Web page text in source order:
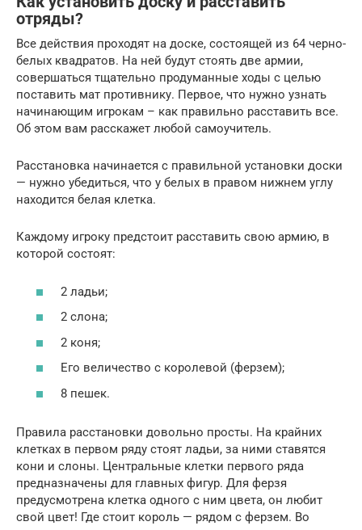
отряды?
Все действия проходят на доске, состоящей из 64 черно-
белых квадратов. На ней будут стоять две армии,
совершаться тщательно продуманные ходы с целью
поставить мат противнику. Первое, что нужно узнать
начинающим игрокам – как правильно расставить все.
Об этом вам расскажет любой самоучитель.
Расстановка начинается с правильной установки доски
— нужно убедиться, что у белых в правом нижнем углу
находится белая клетка.
Каждому игроку предстоит расставить свою армию, в
которой состоят:
2 ладьи;
2 слона;
2 коня;
Его величество с королевой (ферзем);
8 пешек.
Правила расстановки довольно просты. На крайних
клетках в первом ряду стоят ладьи, за ними ставятся
кони и слоны. Центральные клетки первого ряда
предназначены для главных фигур. Для ферзя
предусмотрена клетка одного с ним цвета, он любит
свой цвет! Где стоит король — рядом с ферзем. Во